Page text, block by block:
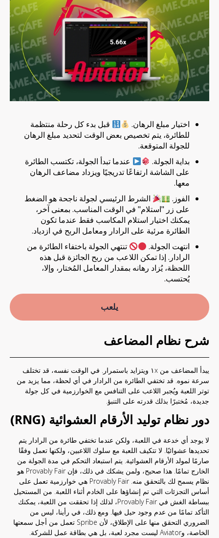
اختيار مبلغ الرهان.
قبل بدء كل رحلة منتظمة
للطائرة، يتم تخصيص بعض الوقت لتحديد مبلغ الرهان
للجولة المتوقعة.
بداية الجولة.
عندما تبدأ الجولة، تكتسب الطائرة
على الشاشة ارتفاعًا تدريجيًا ويزداد مضاعف الرهان
معها.
الفوز.
الشرط الرئيسي لجولة ناجحة هو الضغط
على زر "استلام" في الوقت المناسب. بمعنى آخر،
يمكنك اختيار استلام المكاسب فقط عندما تكون
الطائرة مرئية على الرادار ومعامل الربح في ازدياد.
انتهت الجولة.
تنتهي الجولة باختفاء الطائرة من
الرادار. إذا تمكن اللاعب من ربح الجائزة قبل هذه
اللحظة، يُزاد رهانه بمقدار المعامل المُختار، وإلا،
يُحتسب.
يلعب
شرح نظام المضاعف
يبدأ المضاعف من ١x ويتزايد باستمرار. في الوقت نفسه، قد تختلف
سرعة نموه. قد تختفي الطائرة من الرادار في أي لحظة، مما يزيد من
توتر اللعبة ويُجبر اللاعب على التنافس مع الخوارزمية في كل جولة
جديدة، مُختبرًا بذلك قدرته على التنبؤ.
دور نظام توليد الأرقام العشوائية (RNG)
لا يوجد أي خدعة في اللعبة، ولكن عندما تختفي طائرة من الرادار يتم
تحديدها عشوائيًا. لا تتكيف اللعبة مع سلوك اللاعبين، ولكنها تعمل وفقًا
صارمًا لمولد الأرقام العشوائية. يتم استبعاد التحكم في مدة الجولة من
الخارج تمامًا. هذا صحيح، ولمن يشكك في ذلك، فإن Provably Fair هو
نظام يسمح لك بالتحقق منه. Provably Fair هي خوارزمية تعمل على
أساس التجزئات التي تم إنشاؤها على الخادم أثناء اللعبة. من المستحيل
ببساطة الغش في Provably Fair، لذلك إذا تحققت من اللعبة، يمكنك
التأكد تمامًا من عدم وجود حيل فيها. ومع ذلك، في رأينا، ليس من
الضروري التحقق منها على الإطلاق، لأن Spribe تعمل من أجل سمعتها
الخاصة، وAviator ليست مجرد لعبة، بل هي بطاقة عمل للشركة.